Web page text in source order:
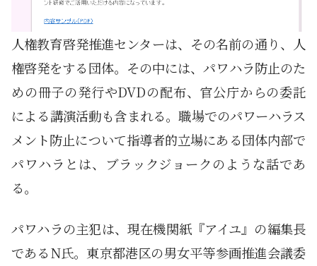
人権教育啓発推進センターは、その名前の通り、人
権啓発をする団体。その中には、パワハラ防止のた
めの冊子の発行やDVDの配布、官公庁からの委託
による講演活動も含まれる。職場でのパワーハラス
メント防止について指導者的立場にある団体内部で
パワハラとは、ブラックジョークのような話であ
る。
パワハラの主犯は、現在機関紙『アイユ』の編集長
であるN氏。東京都港区の男女平等参画推進会議委